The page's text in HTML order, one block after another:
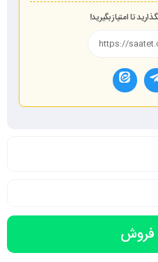
تا امتیاز بگیرید!
فروش